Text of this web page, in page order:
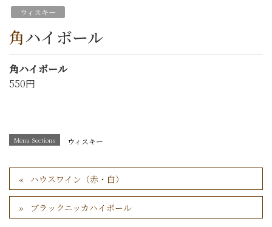
ウィスキー
角ハイボール
角ハイボール
550円
Menu Sections ウィスキー
ハウスワイン（赤・白）
ブラックニッカハイボール